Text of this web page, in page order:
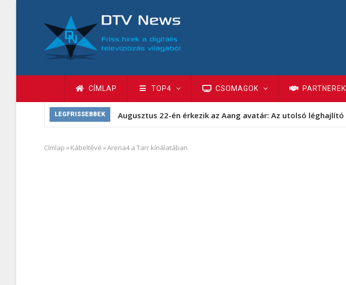
tartalomra
Fő
navigáció
CÍMLAP TOP4 CSOMAGOK PARTNEREK
LEGFRISSEBBEK Augusztus 22-én érkezik az Aang avatár: Az utolsó léghajlító
Morzsa
Címlap »Kábeltévé »Arena4 a Tarr kínálatában